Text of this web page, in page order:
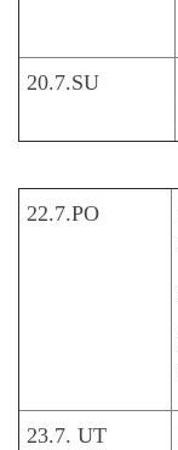
20.7.SU
22.7.PO
23.7. UT